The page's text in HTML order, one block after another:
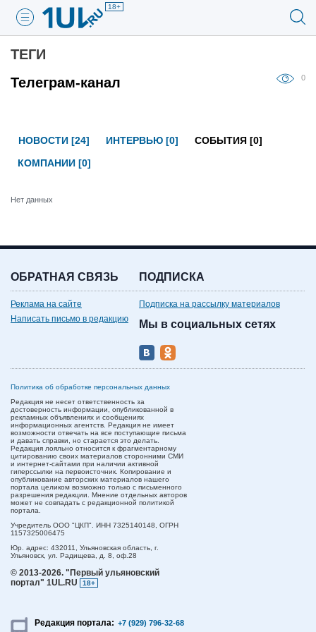
18+
ТЕГИ
Телеграм-канал
0
НОВОСТИ [24] ИНТЕРВЬЮ [0]
СОБЫТИЯ [0]
КОМПАНИИ [0]
Нет данных
ОБРАТНАЯ СВЯЗЬ
Реклама на сайте
Написать письмо в редакцию
ПОДПИСКА
Подписка на рассылку материалов
Мы в социальных сетях
Политика об обработке персональных данных
Редакция не несет ответственность за
достоверность информации, опубликованной в
рекламных объявлениях и сообщениях
информационных агентств. Редакция не имеет
возможности отвечать на все поступающие письма
и давать справки, но старается это делать.
Редакция лояльно относится к фрагментарному
цитированию своих материалов сторонними СМИ
и интернет-сайтами при наличии активной
гиперссылки на первоисточник. Копирование и
опубликование авторских материалов нашего
портала целиком возможно только с письменного
разрешения редакции. Мнение отдельных авторов
может не совпадать с редакционной политикой
портала.
Учредитель ООО "ЦКП". ИНН 7325140148, ОГРН
1157325006475
Юр. адрес: 432011, Ульяновская область, г.
Ульяновск, ул. Радищева, д. 8, оф.28
© 2013-2026. "Первый ульяновский
портал" 1UL.RU
18+
Редакция портала: +7 (929) 796-32-68